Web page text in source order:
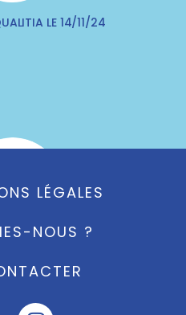
LE 14/11/24
LÉGALES
NOUS ?